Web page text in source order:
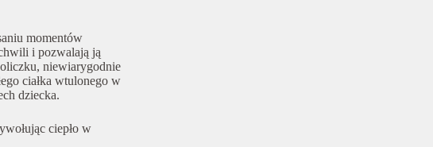
momentów
i pozwalają ją
niewiarygodnie
ciałka wtulonego w
dziecka.
ciepło w